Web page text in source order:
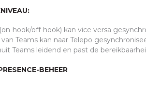
hook/off-hook) kan vice versa
Teams kan naar Telepo
Teams leidend en past de
BEHEER